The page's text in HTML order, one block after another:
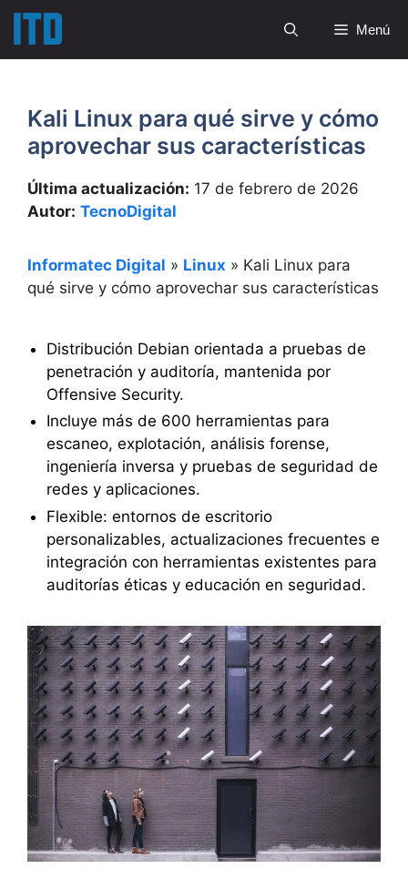
Saltar
contenido
Menú
Kali Linux para qué sirve y cómo
aprovechar sus características
Última actualización: 17 de febrero de 2026
Autor: TecnoDigital
Informatec Digital » Linux » Kali Linux para
qué sirve y cómo aprovechar sus características
Distribución Debian orientada a pruebas de
penetración y auditoría, mantenida por
Offensive Security.
Incluye más de 600 herramientas para
escaneo, explotación, análisis forense,
ingeniería inversa y pruebas de seguridad de
redes y aplicaciones.
Flexible: entornos de escritorio
personalizables, actualizaciones frecuentes e
integración con herramientas existentes para
auditorías éticas y educación en seguridad.